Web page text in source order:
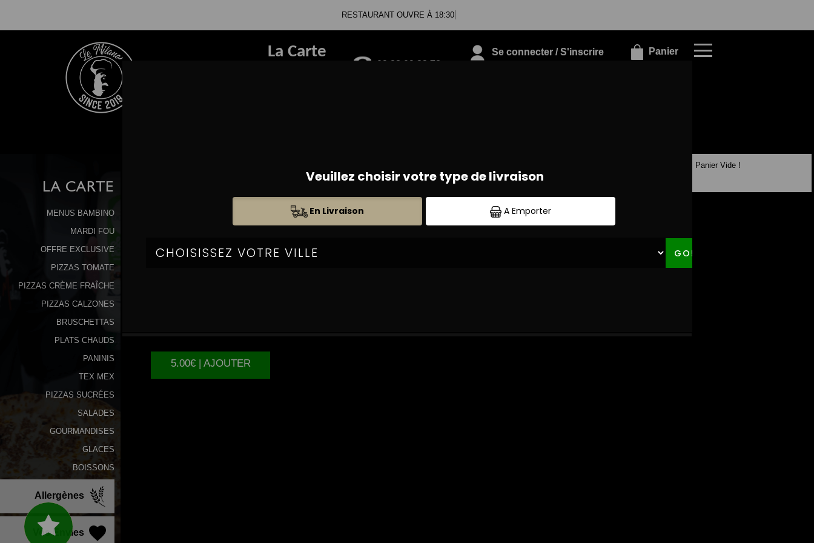
RESTAURANT OUVRE À 18:30
La Carte Se connecter / S'inscrire Panier
×
LA CARTE
MENUS BAMBINO
MARDI FOU
OFFRE EXCLUSIVE
PIZZAS TOMATE
PIZZAS CRÈME FRAÎCHE
PIZZAS CALZONES
BRUSCHETTAS
PLATS CHAUDS
PANINIS
TEX MEX
PIZZAS SUCRÉES
SALADES
GOURMANDISES
GLACES
BOISSONS
Allergènes
Vos Envies
PIZZAS SUCRÉES
5.00€ | AJOUTER
Panier Vide !